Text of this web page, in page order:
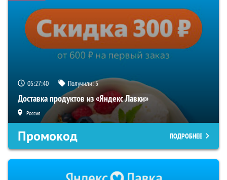
05:27:39 Получили:5
Доставка продуктов из «Яндекс Лавки»
Россия
Промокод ПОДРОБНЕЕ